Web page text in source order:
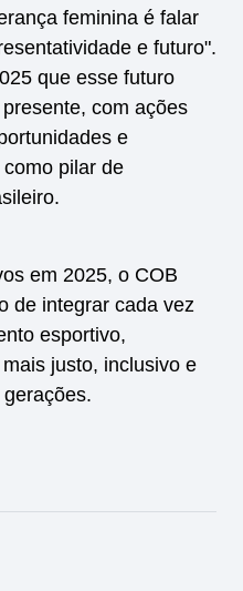
feminina é falar
e futuro".
que esse futuro
com ações
e
pilar de
em 2025, o COB
de integrar cada vez
esportivo,
justo, inclusivo e